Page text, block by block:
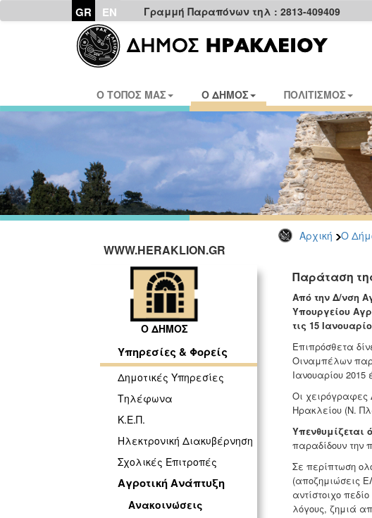
GR EN Γραμμή Παραπόνων τηλ : 2813-409409
Ο ΤΟΠΟΣ ΜΑΣ Ο ΔΗΜΟΣ ΠΟΛΙΤΙΣΜΟΣ
Αρχική Ο
WWW.HERAKLION.GR
Ο ΔΗΜΟΣ
Υπηρεσίες & Φορείς
Δημοτικές Υπηρεσίες
Τηλέφωνα
Κ.Ε.Π.
Ηλεκτρονική Διακυβέρνηση
Σχολικές Επιτροπές
Αγροτική Ανάπτυξη
Ανακοινώσεις
Παράταση
Από την Δ/νση
Υπουργείου
τις 15
Επιπρόσθετα
Οιναμπέλων
Ιανουαρίου 2015
Οι χειρόγραφες
Ηρακλείου (Ν.
Υπενθυμίζεται
παραδίδουν την
Σε περίπτωση
(αποζημιώσεις
αντίστοιχο
λόγους, ζημιά